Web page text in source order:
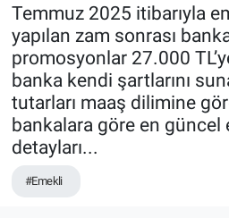
Temmuz 2025 itibarıyla
yapılan zam sonrası
promosyonlar 27.000
banka kendi şartlarını
tutarları maaş dilimine
bankalara göre en
detayları...
#Emekli
BÖLGE
DÜNYA
KÜLTÜR SANAT
EĞİTİM
Tüm Manşetler
Son Dakika Haberleri
Haber Arşivi